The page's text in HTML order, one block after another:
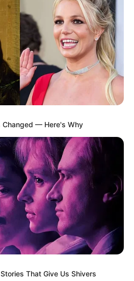
Changed — Here's Why
That Give Us Shivers